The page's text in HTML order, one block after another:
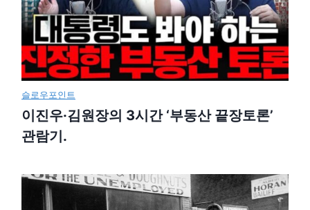
슬로우포인트
이진우·김원장의 3시간 ‘부동산 끝장토론’
관람기.